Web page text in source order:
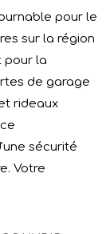
pour le
sur la région
pour la
de garage
rideaux
sécurité
Votre